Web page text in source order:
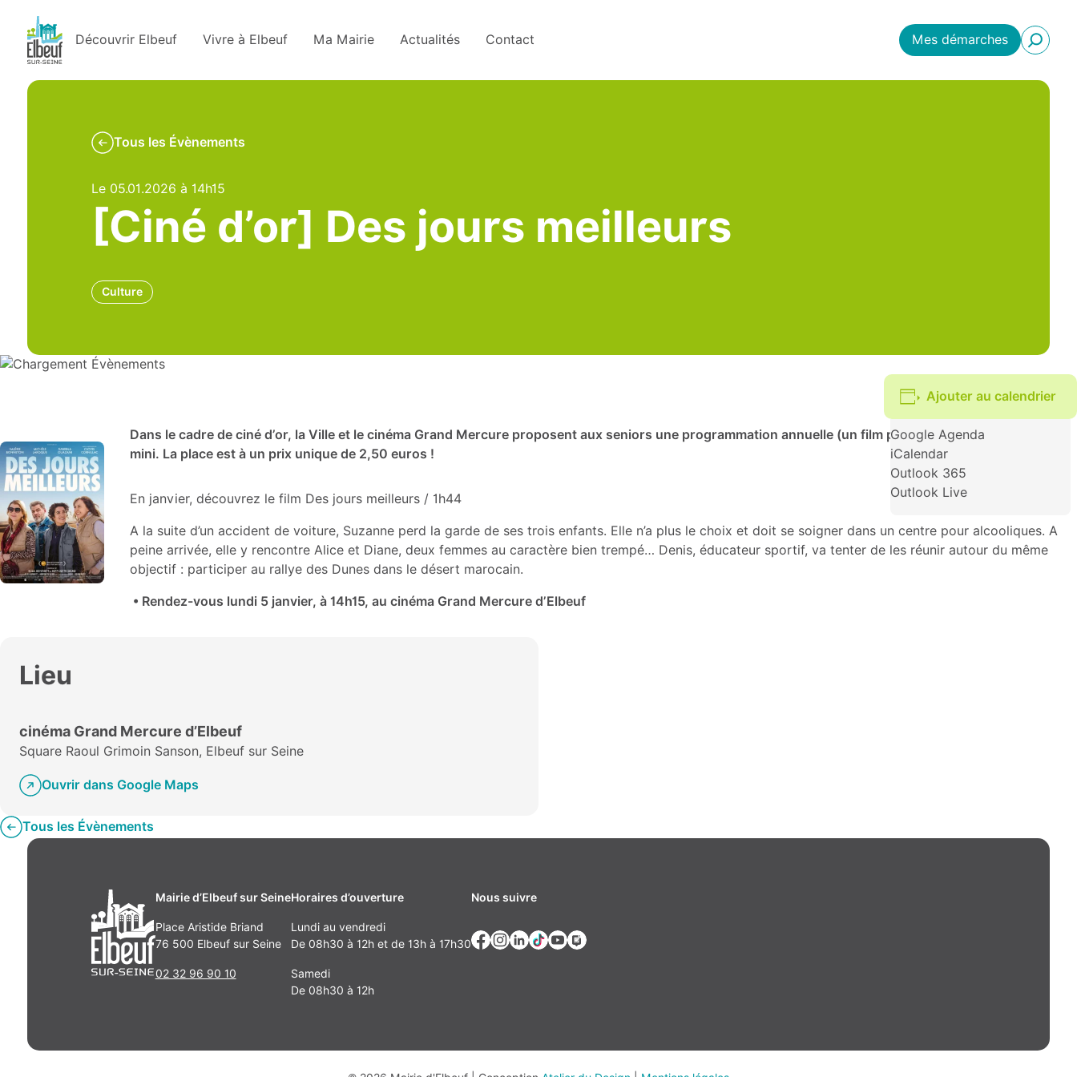
Découvrir Elbeuf Vivre à Elbeuf Ma Mairie Actualités Contact Mes démarches
Tous les Évènements
Le 05.01.2026 à 14h15
[Ciné d’or] Des jours meilleurs
Culture
Ajouter au calendrier
Google Agenda
iCalendar
Outlook 365
Outlook Live
Dans le cadre de ciné d’or, la Ville et le cinéma Grand Mercure proposent aux seniors une programmation annuelle (un film par mois) à un tarif vraiment
mini. La place est à un prix unique de 2,50 euros !
En janvier, découvrez le film Des jours meilleurs / 1h44
A la suite d’un accident de voiture, Suzanne perd la garde de ses trois enfants. Elle n’a plus le choix et doit se soigner dans un centre pour alcooliques. A
peine arrivée, elle y rencontre Alice et Diane, deux femmes au caractère bien trempé… Denis, éducateur sportif, va tenter de les réunir autour du même
objectif : participer au rallye des Dunes dans le désert marocain.
• Rendez-vous lundi 5 janvier, à 14h15, au cinéma Grand Mercure d’Elbeuf
Lieu
cinéma Grand Mercure d’Elbeuf
Square Raoul Grimoin Sanson, Elbeuf sur Seine
Ouvrir dans Google Maps
Tous les Évènements
Mairie d’Elbeuf sur Seine
Place Aristide Briand
76 500 Elbeuf sur Seine
02 32 96 90 10
Horaires d’ouverture
Lundi au vendredi
De 08h30 à 12h et de 13h à 17h30
Samedi
De 08h30 à 12h
Nous suivre